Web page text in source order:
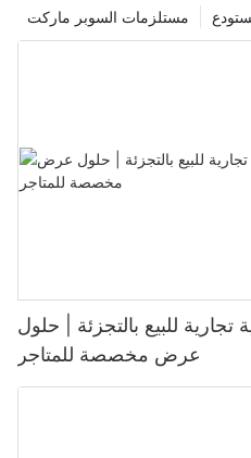
مستلزمات السوبر ماركت
للبيع بالتجزئة | حلول
عرض مخصصة للمتاجر